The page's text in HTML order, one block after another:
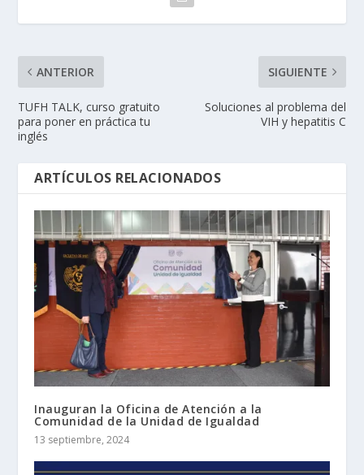
ANTERIOR
TUFH TALK, curso gratuito
para poner en práctica tu
inglés
SIGUIENTE
Soluciones al problema del
VIH y hepatitis C
ARTÍCULOS RELACIONADOS
Inauguran la Oficina de Atención a la
Comunidad de la Unidad de Igualdad
13 septiembre, 2024